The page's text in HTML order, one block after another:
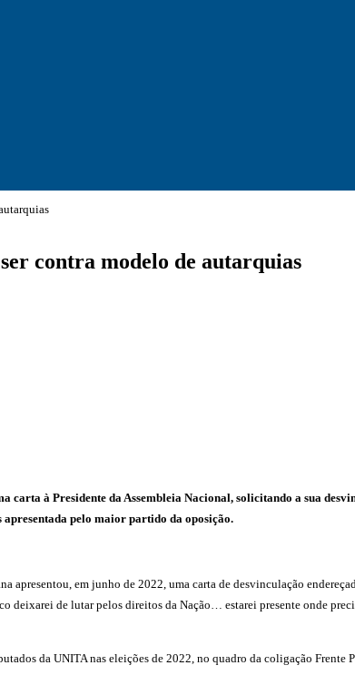
contra modelo de autarquias
carta à Presidente da Assembleia Nacional, solicitando a sua
pelo maior partido da oposição.
em junho de 2022, uma carta de desvinculação
deixarei de lutar pelos direitos da Nação… estarei presente onde
da UNITA nas eleições de 2022, no quadro da coligação Frente